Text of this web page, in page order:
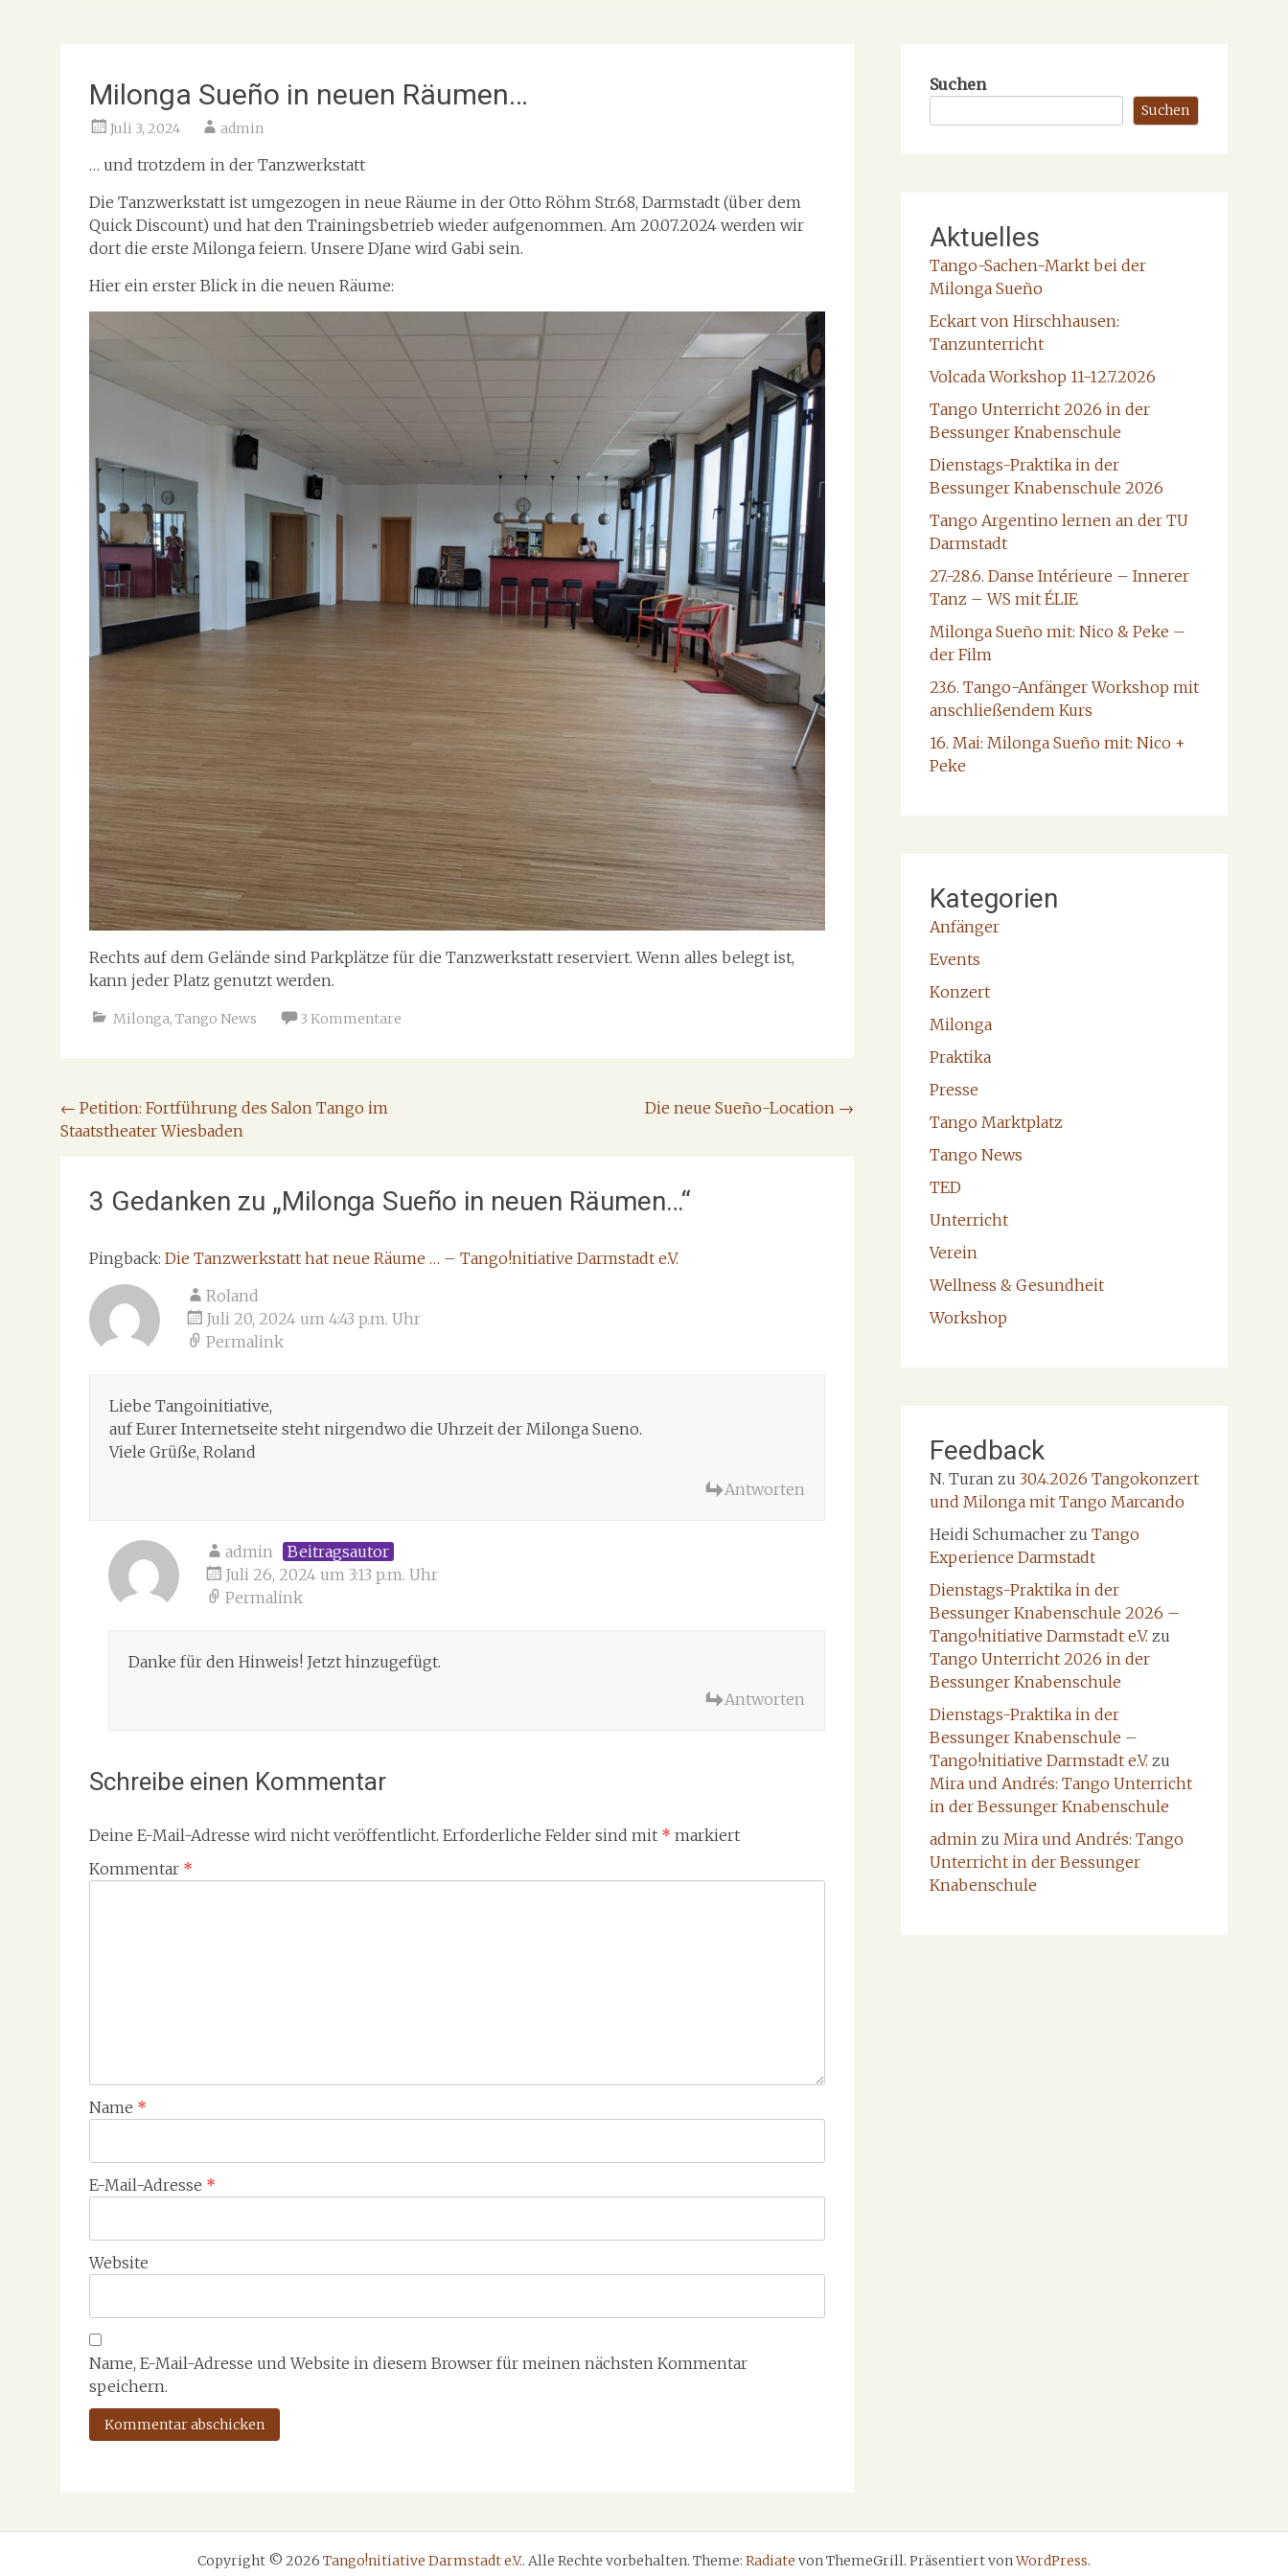
Milonga Sueño in neuen Räumen…
Juli 3, 2024 admin
… und trotzdem in der Tanzwerkstatt
Die Tanzwerkstatt ist umgezogen in neue Räume in der Otto Röhm Str.68, Darmstadt (über dem
Quick Discount) und hat den Trainingsbetrieb wieder aufgenommen. Am 20.07.2024 werden wir
dort die erste Milonga feiern. Unsere DJane wird Gabi sein.
Hier ein erster Blick in die neuen Räume:
Rechts auf dem Gelände sind Parkplätze für die Tanzwerkstatt reserviert. Wenn alles belegt ist,
kann jeder Platz genutzt werden.
Milonga, Tango News 3 Kommentare
Beitragsnavigation
← Petition: Fortführung des Salon Tango im
Staatstheater Wiesbaden
Die neue Sueño-Location →
3 Gedanken zu „Milonga Sueño in neuen Räumen…“
Pingback: Die Tanzwerkstatt hat neue Räume … – Tango!nitiative Darmstadt e.V.
Roland
Juli 20, 2024 um 4:43 p.m. Uhr
Permalink
Liebe Tangoinitiative,
auf Eurer Internetseite steht nirgendwo die Uhrzeit der Milonga Sueno.
Viele Grüße, Roland
Antworten
admin
Beitragsautor
Juli 26, 2024 um 3:13 p.m. Uhr
Permalink
Danke für den Hinweis! Jetzt hinzugefügt.
Antworten
Schreibe einen Kommentar
Deine E-Mail-Adresse wird nicht veröffentlicht. Erforderliche Felder sind mit * markiert
Kommentar *
Name *
E-Mail-Adresse *
Website
Name, E-Mail-Adresse und Website in diesem Browser für meinen nächsten Kommentar
speichern.
Suchen
Suchen
Aktuelles
Tango-Sachen-Markt bei der
Milonga Sueño
Eckart von Hirschhausen:
Tanzunterricht
Volcada Workshop 11-12.7.2026
Tango Unterricht 2026 in der
Bessunger Knabenschule
Dienstags-Praktika in der
Bessunger Knabenschule 2026
Tango Argentino lernen an der TU
Darmstadt
27.-28.6. Danse Intérieure – Innerer
Tanz – WS mit ÉLIE
Milonga Sueño mit: Nico & Peke –
der Film
23.6. Tango-Anfänger Workshop mit
anschließendem Kurs
16. Mai: Milonga Sueño mit: Nico +
Peke
Kategorien
Anfänger
Events
Konzert
Milonga
Praktika
Presse
Tango Marktplatz
Tango News
TED
Unterricht
Verein
Wellness & Gesundheit
Workshop
Feedback
N. Turan zu 30.4.2026 Tangokonzert
und Milonga mit Tango Marcando
Heidi Schumacherzu Tango
Experience Darmstadt
Dienstags-Praktika in der
Bessunger Knabenschule 2026 –
Tango!nitiative Darmstadt e.V.zu
Tango Unterricht 2026 in der
Bessunger Knabenschule
Dienstags-Praktika in der
Bessunger Knabenschule –
Tango!nitiative Darmstadt e.V.zu
Mira und Andrés: Tango Unterricht
in der Bessunger Knabenschule
admin zu Mira und Andrés: Tango
Unterricht in der Bessunger
Knabenschule
Copyright © 2026 Tango!nitiative Darmstadt e.V.. Alle Rechte vorbehalten. Theme: Radiate von ThemeGrill. Präsentiert vonWordPress.